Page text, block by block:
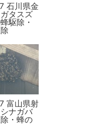
石川県金
タスズ
駆除・
富山県射
ナガバ
・蜂の